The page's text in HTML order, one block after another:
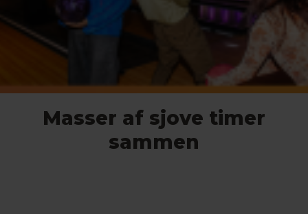
Masser af sjove timer
sammen